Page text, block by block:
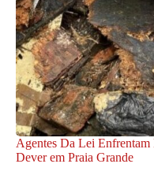
Agentes Da Lei
Dever em Praia Grande